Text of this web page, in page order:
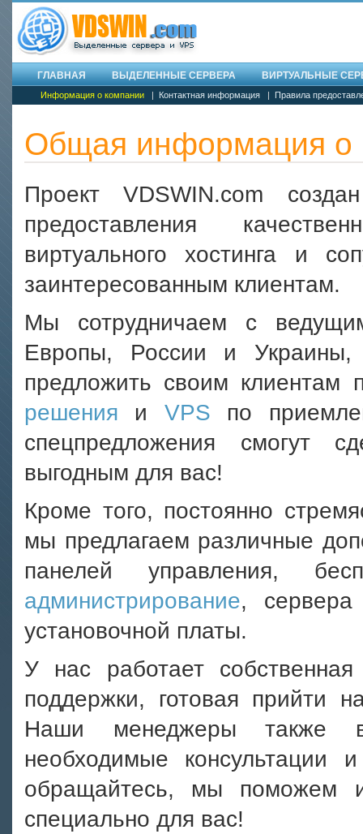
ГЛАВНАЯ ВЫДЕЛЕННЫЕ СЕРВЕРА ВИРТУАЛЬНЫЕ
Информация о компании | Контактная информация | Правила
Общая информация о
Проект VDSWIN.com
предоставления
виртуального хостинга и
заинтересованным клиентам.
Мы сотрудничаем с
Европы, России и Украины,
предложить своим
решения и VPS по
спецпредложения cмогут
выгодным для вас!
Кроме того, постоянно
мы предлагаем различные
панелей управления,
администрирование, сервера
установочной платы.
У нас работает собственная
поддержки, готовая прийти
Наши менеджеры также
необходимые консультации
обращайтесь, мы поможем
специально для вас!